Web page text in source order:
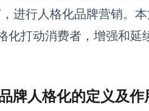
，进行人格化品牌营销。
化打动消费者，增强和延
牌人格化的定义及作